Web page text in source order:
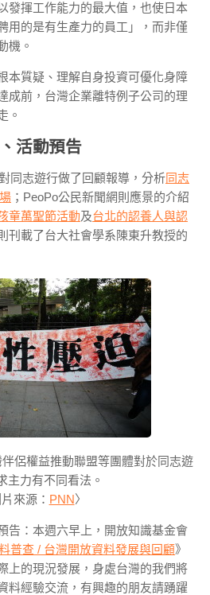
發揮工作能力的最大值，也使日本
用的是有生產力的員工」，而非僅
機。
本質疑、理解自身投資可優化身障
成前，台灣企業離特例子公司的理
。
活動預告
同志遊行做了回顧報導，分析同志
；PeoPo公民新聞網則應景的介紹
童萬聖節活動及台北的認養人與認
刊載了台大社會學系陳東升教授的
侶權益推動聯盟等團體對於同志遊
主力有不同看法。
片來源： PNN〉
告：本週六早上，開放知識基金會
普查 / 台灣開放資料發展與回顧》
上的現況發展，身處台灣的我們將
料經驗交流，有興趣的朋友請踴躍